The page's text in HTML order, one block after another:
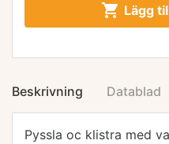
 Lägg
Beskrivning Datablad
Pyssla oc klistra med